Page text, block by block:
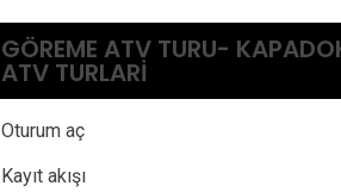
GÖREME ATV TURU-
ATV TURLARI
Oturum aç
Kayıt akışı